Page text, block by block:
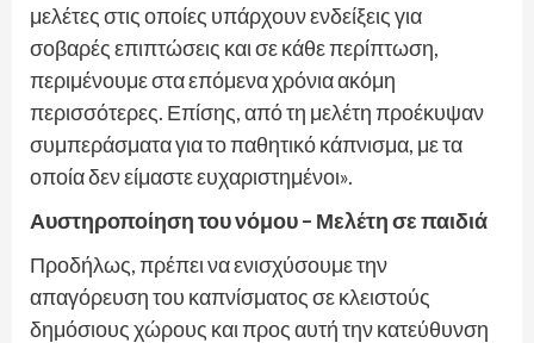
μελέτες στις οποίες υπάρχουν ενδείξεις για
σοβαρές επιπτώσεις και σε κάθε περίπτωση,
περιμένουμε στα επόμενα χρόνια ακόμη
περισσότερες. Επίσης, από τη μελέτη προέκυψαν
συμπεράσματα για το παθητικό κάπνισμα, με τα
οποία δεν είμαστε ευχαριστημένοι».
Αυστηροποίηση του νόμου – Μελέτη σε παιδιά
Προδήλως, πρέπει να ενισχύσουμε την
απαγόρευση του καπνίσματος σε κλειστούς
δημόσιους χώρους και προς αυτή την κατεύθυνση